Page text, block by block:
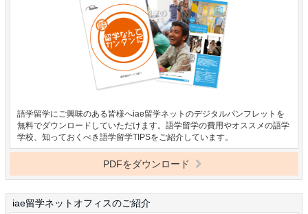
語学留学にご興味のある皆様へiae留学ネットのデジタルパンフレットを
無料でダウンロードしていただけます。語学留学の費用やオススメの語学
学校、知っておくべき語学留学TIPSをご紹介しています。
PDFをダウンロード
iae留学ネットオフィスのご紹介